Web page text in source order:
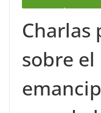
Charlas
sobre el